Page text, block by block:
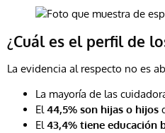
¿Cuál es el perfil de
La evidencia al respecto no es
La mayoría de las
El44,5% son hijas o hijos
El43,4% tiene educación